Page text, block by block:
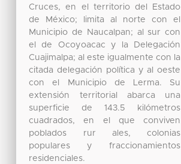
Cruces, en el territorio del Estado
de México; limita al norte con el
Municipio de Naucalpan; al sur con
el de Ocoyoacac y la Delegación
Cuajimalpa; al este igualmente con la
citada delegación política y al oeste
con el Municipio de Lerma. Su
extensión territorial abarca una
superficie de 143.5 kilómetros
cuadrados, en el que conviven
poblados rur ales, colonias
populares y fraccionamientos
residenciales.